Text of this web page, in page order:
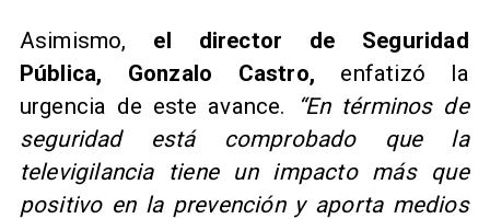
Asimismo, el director de Seguridad
Pública, Gonzalo Castro, enfatizó la
urgencia de este avance.
“En términos de
seguridad está comprobado que la
televigilancia tiene un impacto más que
positivo en la prevención y aporta medios